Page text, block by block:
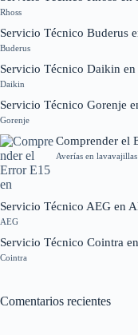
Rhoss
Servicio Técnico Buderus
Buderus
Servicio Técnico Daikin en
Daikin
Servicio Técnico Gorenje
Gorenje
Comprender el
Averías en lavavajillas
Servicio Técnico AEG en
AEG
Servicio Técnico Cointra
Cointra
Comentarios recientes